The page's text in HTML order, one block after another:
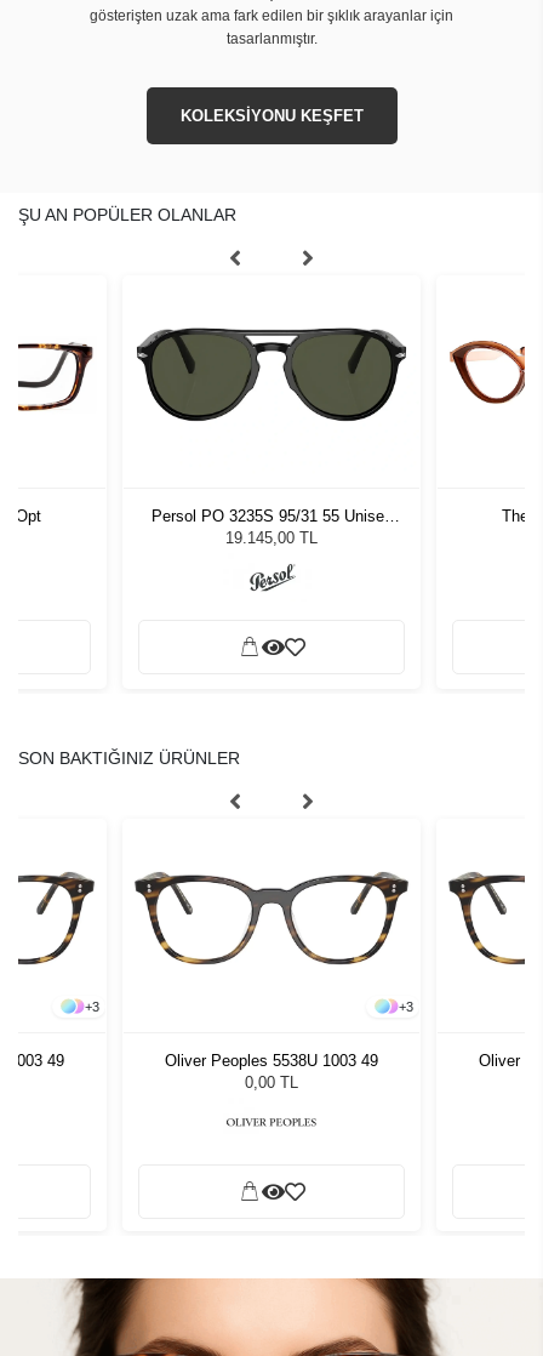
gösterişten uzak ama fark edilen bir şıklık arayanlar için
tasarlanmıştır.
KOLEKSİYONU KEŞFET
ŞU AN POPÜLER OLANLAR
Opt
Persol PO 3235S 95/31 55 Unisex
Güneş Gözlüğü
19.145,00 TL
Theo
SON BAKTIĞINIZ ÜRÜNLER
+3
1003 49
+3
Oliver Peoples 5538U 1003 49
0,00 TL
Oliver